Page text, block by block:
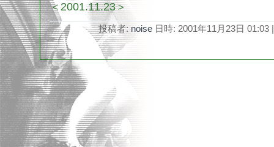
＜2001.11.23＞
投稿者: noise 日時: 2001年11月23日 01:03 |